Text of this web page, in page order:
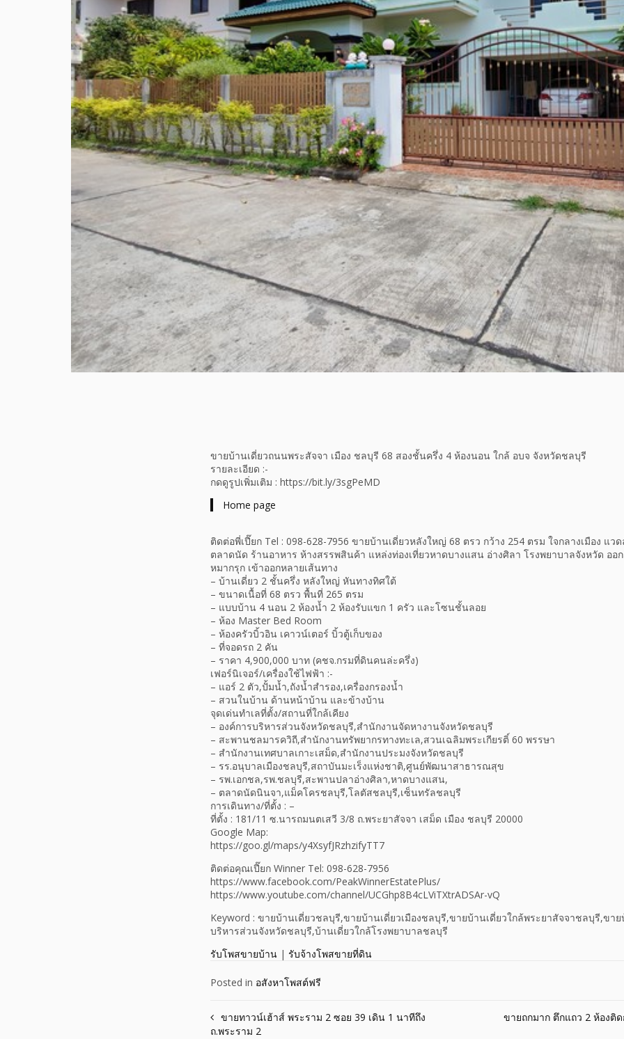
ขายบ้านเดี่ยวถนนพระสัจจา เมือง ชลบุรี 68 สองชั้นครึ่ง 4 ห้องนอน ใกล้ อบจ จังหวัดชลบุรี
รายละเอียด :-
กดดูรูปเพิ่มเติม : https://bit.ly/3sgPeMD
Home page
ติดต่อพี่เปี๊ยก Tel : 098-628-7956 ขายบ้านเดี่ยวหลังใหญ่ 68 ตรว กว้าง 254 ตรม ใจกลางเมือง แว
ตลาดนัด ร้านอาหาร ห้างสรรพสินค้า แหล่งท่องเที่ยวหาดบางแสน อ่างศิลา โรงพยาบาลจังหวัด ออ
หมากรุก เข้าออกหลายเส้นทาง
– บ้านเดี่ยว 2 ชั้นครึ่ง หลังใหญ่ หันทางทิศใต้
– ขนาดเนื้อที่ 68 ตรว พื้นที่ 265 ตรม
– แบบบ้าน 4 นอน 2 ห้องน้ำ 2 ห้องรับแขก 1 ครัว และโซนชั้นลอย
– ห้อง Master Bed Room
– ห้องครัวบิ้วอิน เคาวน์เตอร์ บิ้วตู้เก็บของ
– ที่จอดรถ 2 คัน
– ราคา 4,900,000 บาท (คชจ.กรมที่ดินคนล่ะครึ่ง)
เฟอร์นิเจอร์/เครื่องใช้ไฟฟ้า :-
– แอร์ 2 ตัว,ปั้มน้ำ,ถังน้ำสำรอง,เครื่องกรองน้ำ
– สวนในบ้าน ด้านหน้าบ้าน และข้างบ้าน
จุดเด่นทำเลที่ตั้ง/สถานที่ใกล้เคียง
– องค์การบริหารส่วนจังหวัดชลบุรี,สำนักงานจัดหางานจังหวัดชลบุรี
– สะพานชลมารควิถี,สำนักงานทรัพยากรทางทะเล,สวนเฉลิมพระเกียรติ์ 60 พรรษา
– สำนักงานเทศบาลเกาะเสม็ด,สำนักงานประมงจังหวัดชลบุรี
– รร.อนุบาลเมืองชลบุรี,สถาบันมะเร็งแห่งชาติ,ศูนย์พัฒนาสาธารณสุข
– รพ.เอกชล,รพ.ชลบุรี,สะพานปลาอ่างศิลา,หาดบางแสน,
– ตลาดนัดนินจา,แม็คโครชลบุรี,โลตัสชลบุรี,เซ็นทรัลชลบุรี
การเดินทาง/ที่ตั้ง : –
ที่ตั้ง : 181/11 ซ.นารถมนตเสวี 3/8 ถ.พระยาสัจจา เสม็ด เมือง ชลบุรี 20000
Google Map:
https://goo.gl/maps/y4XsyfJRzhzifyTT7
ติดต่อคุณเปี๊ยก Winner Tel: 098-628-7956
https://www.facebook.com/PeakWinnerEstatePlus/
https://www.youtube.com/channel/UCGhp8B4cLViTXtrADSAr-vQ
Keyword : ขายบ้านเดี่ยวชลบุรี,ขายบ้านเดี่ยวเมืองชลบุรี,ขายบ้านเดี่ยวใกล้พระยาสัจจาชลบุรี,ขาย
บริหารส่วนจังหวัดชลบุรี,บ้านเดี่ยวใกล้โรงพยาบาลชลบุรี
รับโพสขายบ้าน | รับจ้างโพสขายที่ดิน
Posted in อสังหาโพสต์ฟรี
Post
ขายทาวน์เฮ้าส์ พระราม 2 ซอย 39 เดิน 1 นาทีถึง
ถ.พระราม 2
ขายถกมาก ตึกแถว 2 ห้องติ